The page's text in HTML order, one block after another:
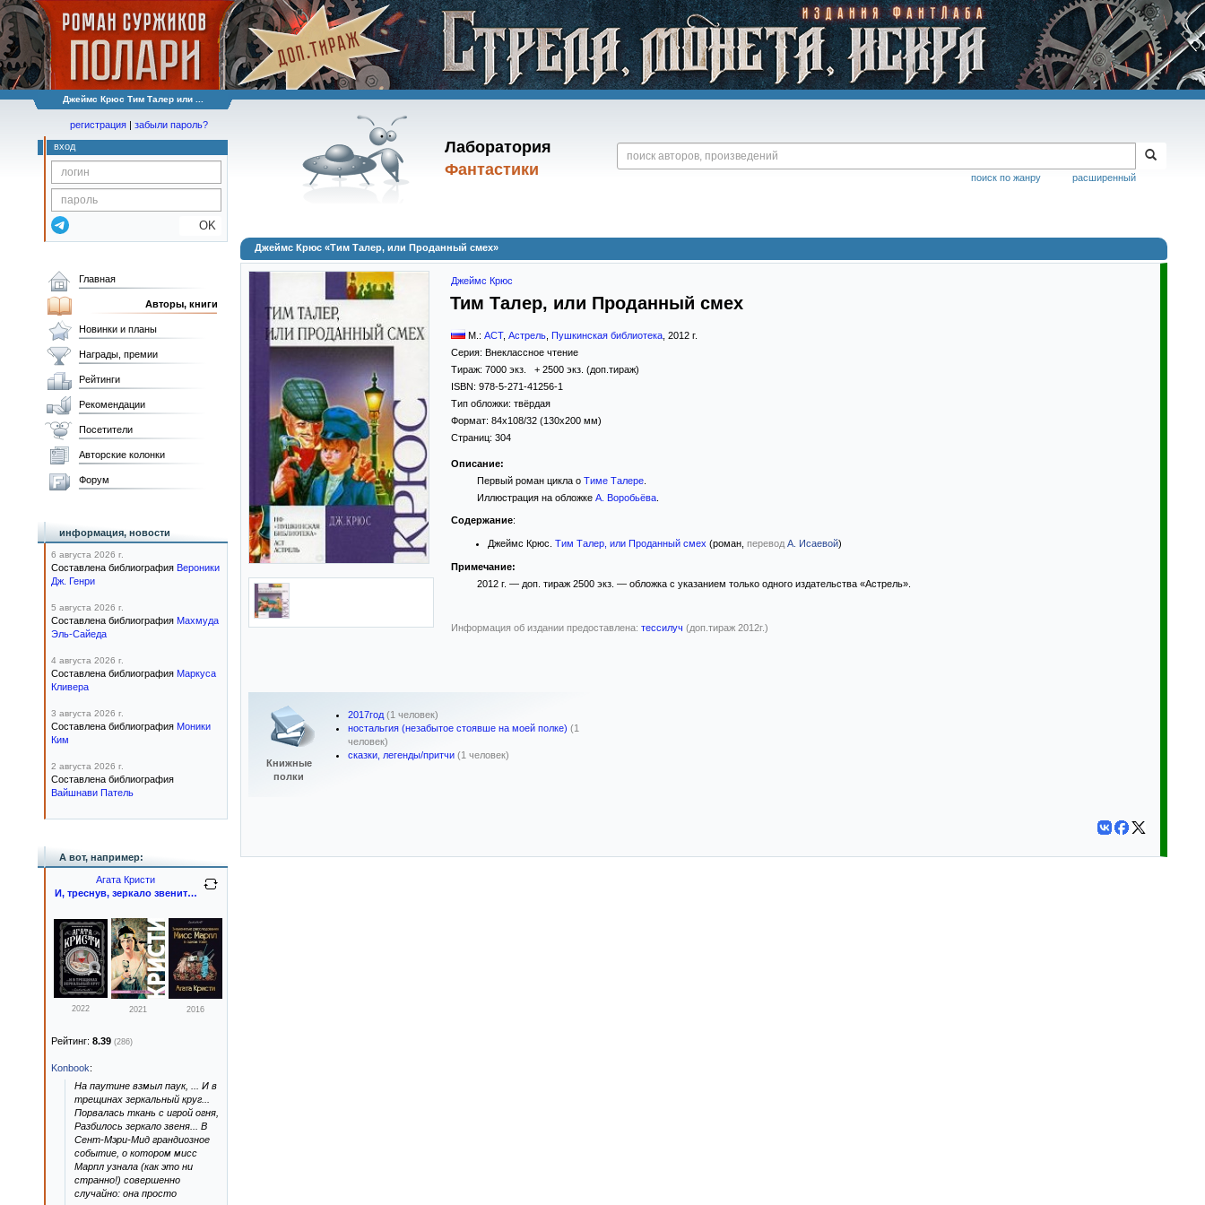
Джеймс Крюс Тим Талер или ...
Лаборатория
Фантастики
расширенный
поиск по жанру
регистрация | забыли пароль?
вход
OK
Джеймс Крюс «Тим Талер, или Проданный смех»
Джеймс Крюс
Тим Талер, или Проданный смех
М.: АСТ, Астрель Пушкинская библиотека 2012 г.
Серия: Внеклассное чтение
Тираж: 7000 экз. + 2500 экз. (доп.тираж)
ISBN: 978-5-271-41256-1
Тип обложки: твёрдая
Формат: 84x108/32 (130x200 мм)
Страниц: 304
Описание:
Первый роман цикла о Тиме Талере.
Иллюстрация на обложке А. Воробьёва.
Содержание:
Джеймс Крюс. Тим Талер, или Проданный смех (роман, перевод А. Исаевой)
Примечание:
2012 г. — доп. тираж 2500 экз. — обложка с указанием только одного издательства «Астрель».
Информация об издании предоставлена: тессилуч (доп.тираж 2012г.)
Книжные
полки
2017год (1 человек)
ностальгия (незабытое стоявше на моей полке) (1
человек)
сказки, легенды/притчи (1 человек)
Главная
Авторы, книги
Новинки и планы
Награды, премии
Рейтинги
Рекомендации
Посетители
Авторские колонки
Форум
информация, новости
6 августа 2026 г.
Составлена библиография Вероники
Дж. Генри
5 августа 2026 г.
Составлена библиография Махмуда
Эль-Сайеда
4 августа 2026 г.
Составлена библиография Маркуса
Кливера
3 августа 2026 г.
Составлена библиография Моники
Ким
2 августа 2026 г.
Составлена библиография
Вайшнави Патель
А вот, например:
Агата Кристи
И, треснув, зеркало звенит…
2022 2021 2016
Рейтинг: 8.39 (286)
Konbook:
На паутине взмыл паук, ... И в
трещинах зеркальный круг...
Порвалась ткань с игрой огня,
Разбилось зеркало звеня... В
Сент-Мэри-Мид грандиозное
событие, о котором мисс
Марпл узнала (как это ни
странно!) совершенно
случайно: она просто